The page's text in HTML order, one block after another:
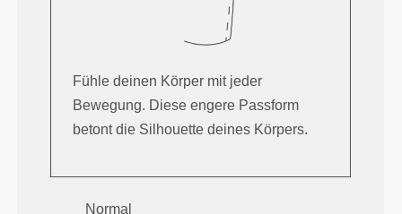
Fühle deinen Körper mit jeder
Bewegung. Diese engere Passform
betont die Silhouette deines Körpers.
Normal